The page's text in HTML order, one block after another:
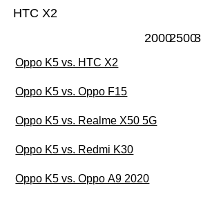
HTC X2
20002500
Oppo K5 vs. HTC X2
Oppo K5 vs. Oppo F15
Oppo K5 vs. Realme X50 5G
Oppo K5 vs. Redmi K30
Oppo K5 vs. Oppo A9 2020